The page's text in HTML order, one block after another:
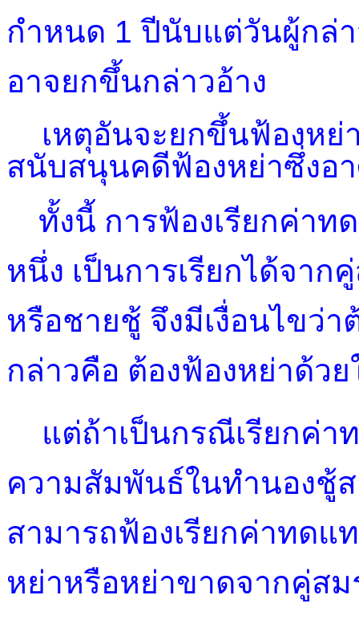
กำหนด 1 ปีนับแต่วันผู้กล่
อาจยกขึ้นกล่าวอ้าง
เหตุอันจะยกขึ้นฟ้องหย่
สนับสนุนคดีฟ้องหย่าซึ่งอ
ทั้งนี้ การฟ้องเรียกค่าท
หนึ่ง เป็นการเรียกได้จา
หรือชายชู้ จึงมีเงื่อนไขว่
กล่าวคือ ต้องฟ้องหย่าด้ว
แต่ถ้าเป็นกรณีเรียกค่า
ความสัมพันธ์ในทำนองชู้
สามารถฟ้องเรียกค่าทดแ
หย่าหรือหย่าขาดจากคู่สม